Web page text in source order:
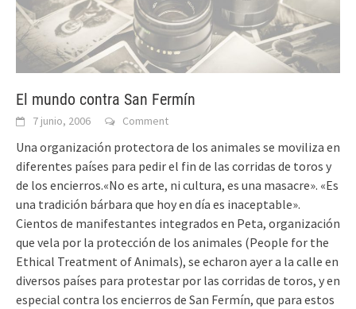
El mundo contra San Fermín
7 junio, 2006 Comment
Una organización protectora de los animales se moviliza en
diferentes países para pedir el fin de las corridas de toros y
de los encierros.«No es arte, ni cultura, es una masacre». «Es
una tradición bárbara que hoy en día es inaceptable».
Cientos de manifestantes integrados en Peta, organización
que vela por la protección de los animales (People for the
Ethical Treatment of Animals), se echaron ayer a la calle en
diversos países para protestar por las corridas de toros, y en
especial contra los encierros de San Fermín, que para estos